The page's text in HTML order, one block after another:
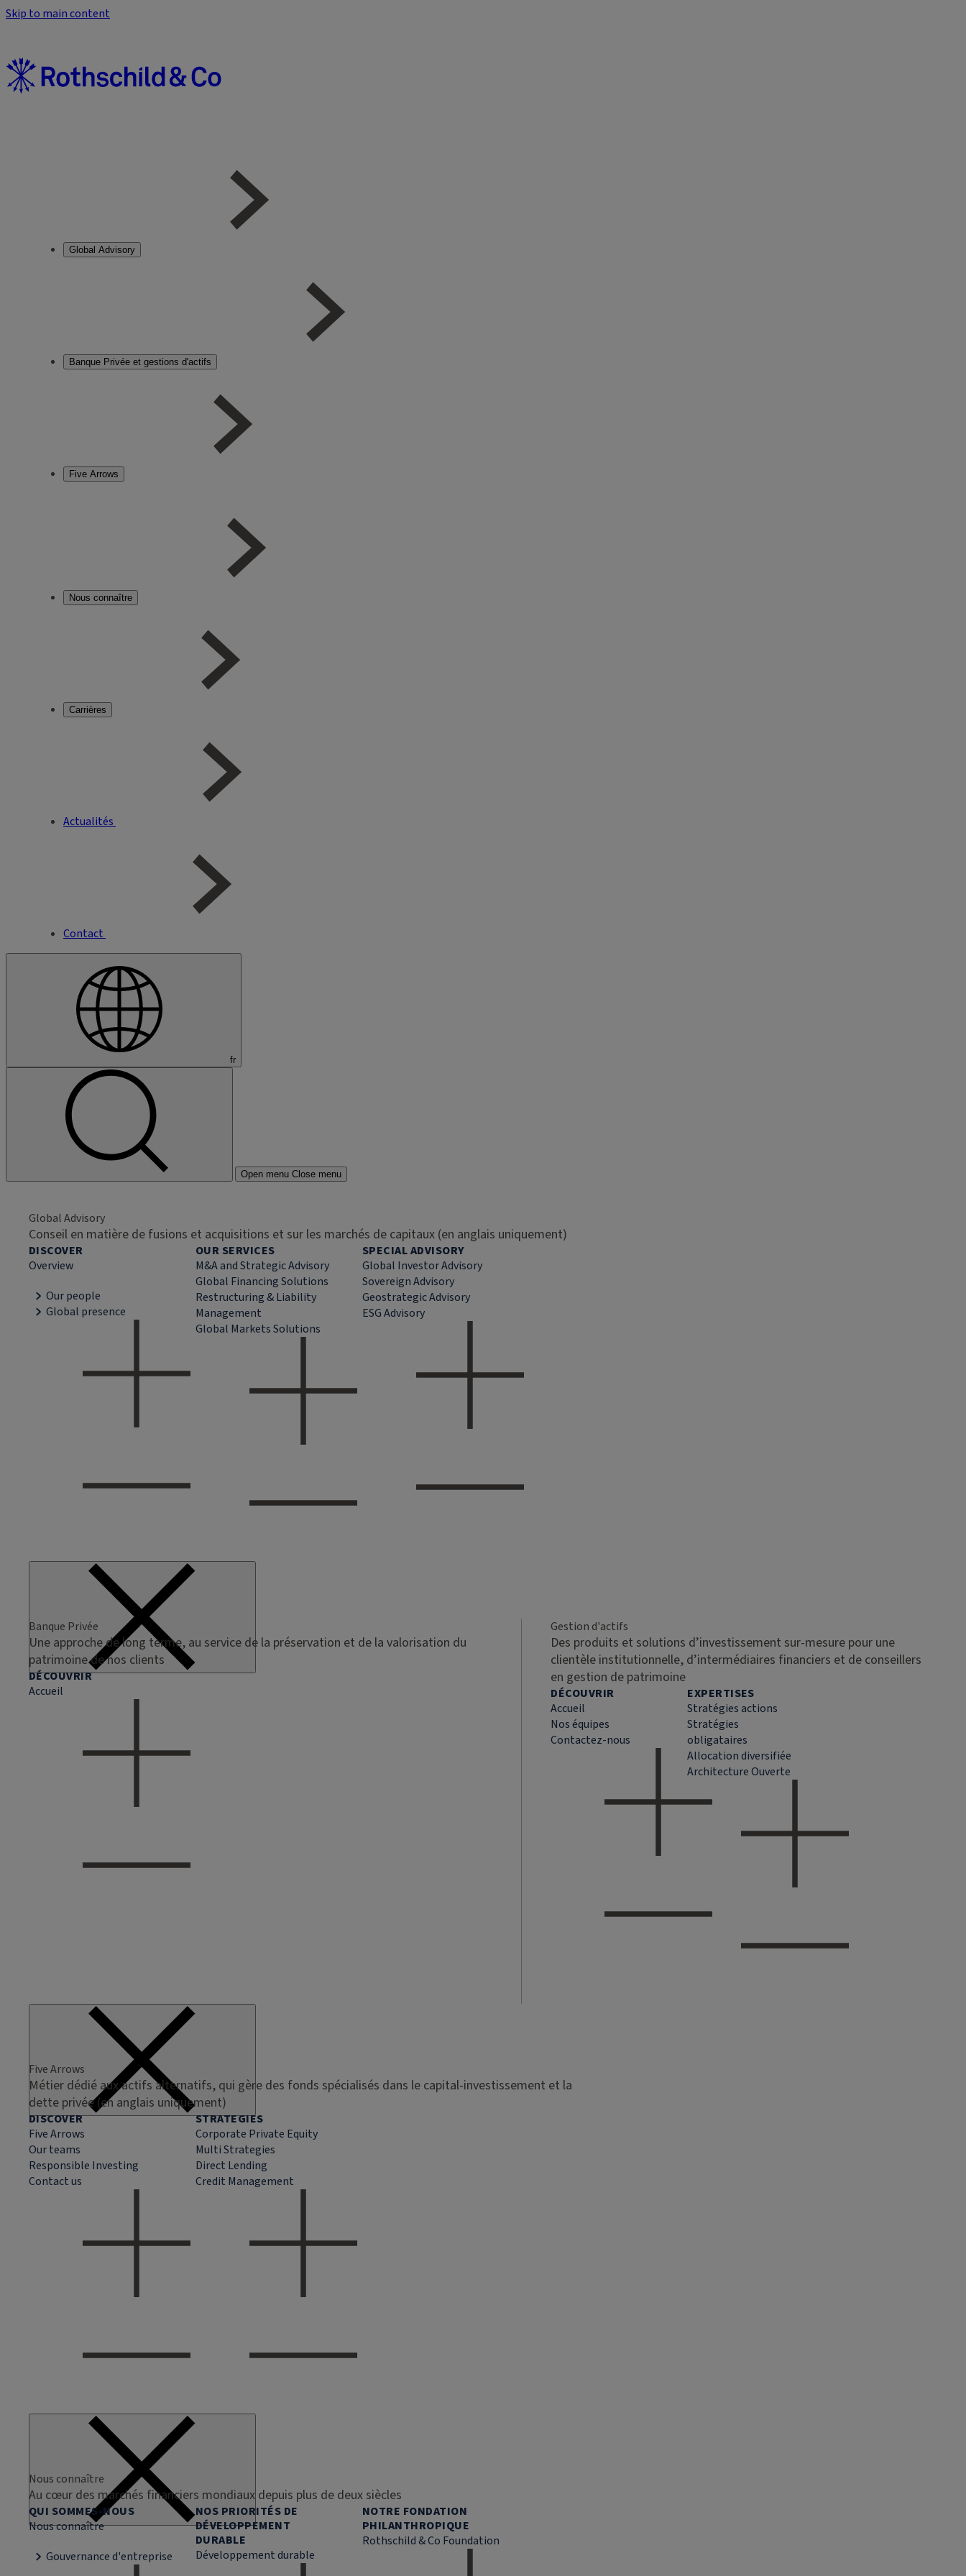
Skip to main content
Global Advisory
Banque Privée et gestions d'actifs
Five Arrows
Nous connaître
Carrières
Actualités
Contact
fr
Open menu Close menu
Global Advisory
Conseil en matière de fusions et acquisitions et sur les marchés de capitaux (en anglais uniquement)
DISCOVER
Overview
Our people
Global presence
OUR SERVICES
M&A and Strategic Advisory
Global Financing Solutions
Restructuring & Liability
Management
Global Markets Solutions
SPECIAL ADVISORY
Global Investor Advisory
Sovereign Advisory
Geostrategic Advisory
ESG Advisory
Banque Privée
Une approche de long terme, au service de la préservation et de la valorisation du
patrimoine de nos clients
DÉCOUVRIR
Accueil
Gestion d'actifs
Des produits et solutions d’investissement sur-mesure pour une
clientèle institutionnelle, d’intermédiaires financiers et de conseillers
en gestion de patrimoine
DÉCOUVRIR
Accueil
Nos équipes
Contactez-nous
EXPERTISES
Stratégies actions
Stratégies
obligataires
Allocation diversifiée
Architecture Ouverte
Five Arrows
Métier dédié aux actifs alternatifs, qui gère des fonds spécialisés dans le capital-investissement et la
dette privée (en anglais uniquement)
DISCOVER
Five Arrows
Our teams
Responsible Investing
Contact us
STRATEGIES
Corporate Private Equity
Multi Strategies
Direct Lending
Credit Management
Nous connaître
Au cœur des marchés financiers mondiaux depuis plus de deux siècles
QUI SOMMES-NOUS
Nous connaître
Gouvernance d'entreprise
NOS PRIORITÉS DE
DÉVELOPPEMENT
DURABLE
Développement durable
NOTRE FONDATION
PHILANTHROPIQUE
Rothschild & Co Foundation